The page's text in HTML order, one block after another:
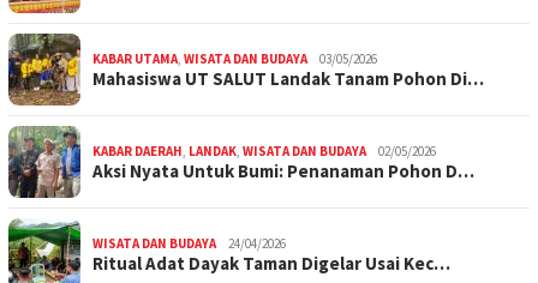
KABAR UTAMA, WISATA DAN BUDAYA 03/05/2026
Mahasiswa UT SALUT Landak Tanam Pohon Di…
KABAR DAERAH, LANDAK, WISATA DAN BUDAYA 02/05/2026
Aksi Nyata Untuk Bumi: Penanaman Pohon D…
WISATA DAN BUDAYA 24/04/2026
Ritual Adat Dayak Taman Digelar Usai Kec…